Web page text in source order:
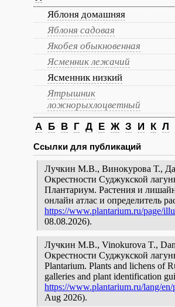
Яблоня домашняя
Яблоня садовая
Якобея обыкновенная
Ясменник лежачий
Ясменник низкий
Ятрышник
ложнорыхлоцветный
А Б В Г Д Е Ж З И К Л
Ссылки для публикаций
Лучкин М.В., Винокурова Т.,
Окрестности Суджукской
Плантариум. Растения и
онлайн атлас и определитель
https://www.plantarium.ru/page/
08.08.2026).
Лучкин М.В., Vinokurova T.,
Окрестности Суджукской
Plantarium. Plants and lichens of
galleries and plant identification
https://www.plantarium.ru/lang/
Aug 2026).